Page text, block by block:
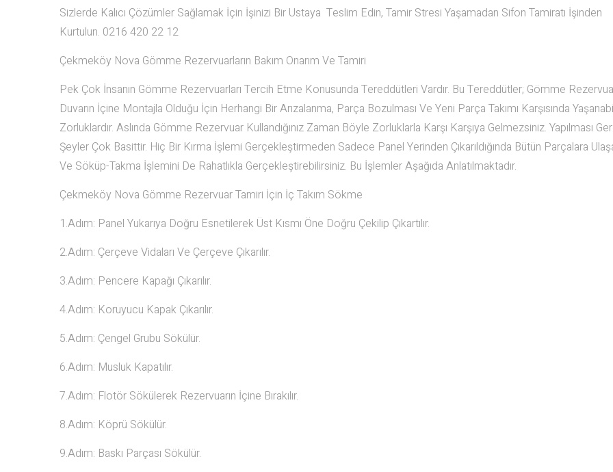
Sizlerde Kalıcı Çözümler Sağlamak İçin İşinizi Bir Ustaya Teslim Edin, Tamir Stresi Yaşamadan Sifon Tamiratı İşinden
Kurtulun. 0216 420 22 12
Çekmeköy Nova Gömme Rezervuarların Bakım Onarım Ve Tamiri
Pek Çok İnsanın Gömme Rezervuarları Tercih Etme Konusunda Tereddütleri Vardır. Bu Tereddütler; Gömme
Duvarın İçine Montajla Olduğu İçin Herhangi Bir Arızalanma, Parça Bozulması Ve Yeni Parça Takımı Karşısında
Zorluklardır. Aslında Gömme Rezervuar Kullandığınız Zaman Böyle Zorluklarla Karşı Karşıya Gelmezsiniz. Yapılması
Şeyler Çok Basittir. Hiç Bir Kırma İşlemi Gerçekleştirmeden Sadece Panel Yerinden Çıkarıldığında Bütün Parçalara
Ve Söküp-Takma İşlemini De Rahatlıkla Gerçekleştirebilirsiniz. Bu İşlemler Aşağıda Anlatılmaktadır.
Çekmeköy Nova Gömme Rezervuar Tamiri İçin İç Takım Sökme
1.Adım: Panel Yukarıya Doğru Esnetilerek Üst Kısmı Öne Doğru Çekilip Çıkartılır.
2.Adım: Çerçeve Vidaları Ve Çerçeve Çıkarılır.
3.Adım: Pencere Kapağı Çıkarılır.
4.Adım: Koruyucu Kapak Çıkarılır.
5.Adım: Çengel Grubu Sökülür.
6.Adım: Musluk Kapatılır.
7.Adım: Flotör Sökülerek Rezervuarın İçine Bırakılır.
8.Adım: Köprü Sökülür.
9.Adım: Baskı Parçası Sökülür.